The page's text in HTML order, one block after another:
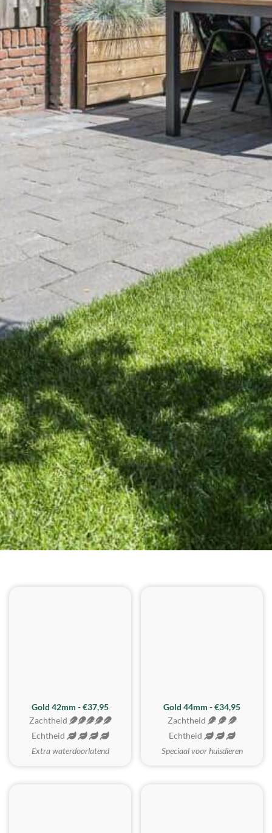
ZACHTSTE
Gold 42mm - €37,95
Zachtheid
Echtheid
Extra waterdoorlatend
Gold 44mm - €34,95
Zachtheid
Echtheid
Speciaal voor huisdieren